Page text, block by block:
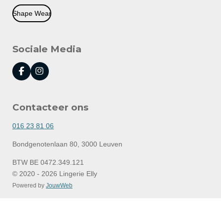
Shape Wear
Sociale Media
F
a
b
o
k
I
n
a
r
a
Contacteer ons
016 23 81 06
Bondgenotenlaan 80, 3000 Leuven
BTW BE 0472.349.121
© 2020 - 2026 Lingerie Elly
Powered by JouwWeb